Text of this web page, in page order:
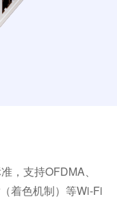
支持OFDMA、
着色机制）等Wi-Fi